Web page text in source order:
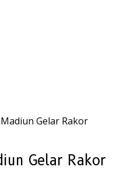
Gelar Rakor
Gelar Rakor